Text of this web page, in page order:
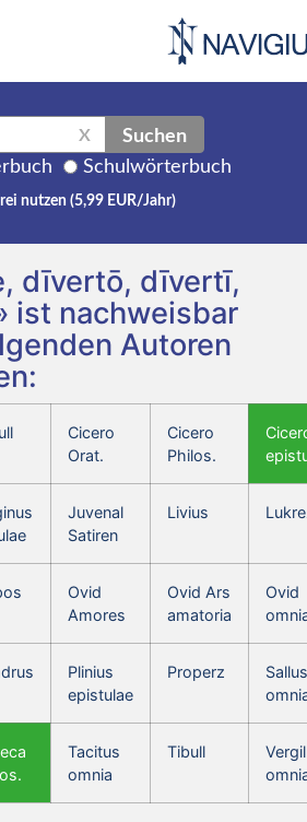
X Suchen
Schulwörterbuch
nutzen (5,99 EUR/Jahr)
dīvertō, dīvertī,
ist nachweisbar
Autoren
Cicero
Orat.
Cicero
Philos.
Juvenal
Satiren
Livius
Ovid
Amores
Ovid Ars
amatoria
Ovid
Plinius
epistulae
Properz
Tacitus
omnia
Tibull
Vergil